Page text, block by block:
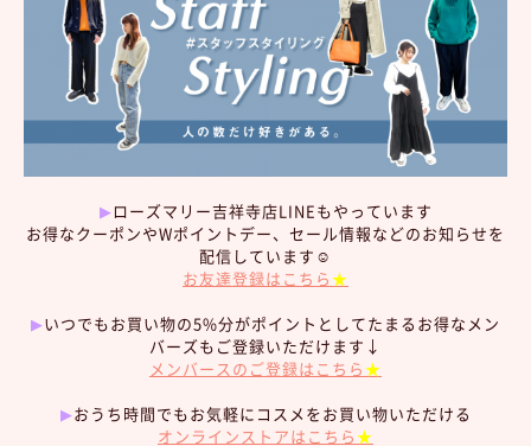
▶︎ローズマリー吉祥寺店LINEもやっています
お得なクーポンやWポイントデー、セール情報などのお知らせを
配信しています☺︎
お友達登録はこちら★
▶︎いつでもお買い物の5%分がポイントとしてたまるお得なメン
バーズもご登録いただけます↓
メンバースのご登録はこちら★
▶︎おうち時間でもお気軽にコスメをお買い物いただける
オンラインストアはこちら★